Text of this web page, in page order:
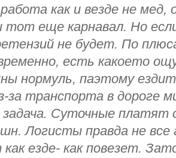
как и везде не мед,
тот еще карнавал. Но
не будет. По
есть какоето
нормуль, паэтому
за транспорта в дороге
Суточные платят
Логисты правда не все
езде- как повезет.